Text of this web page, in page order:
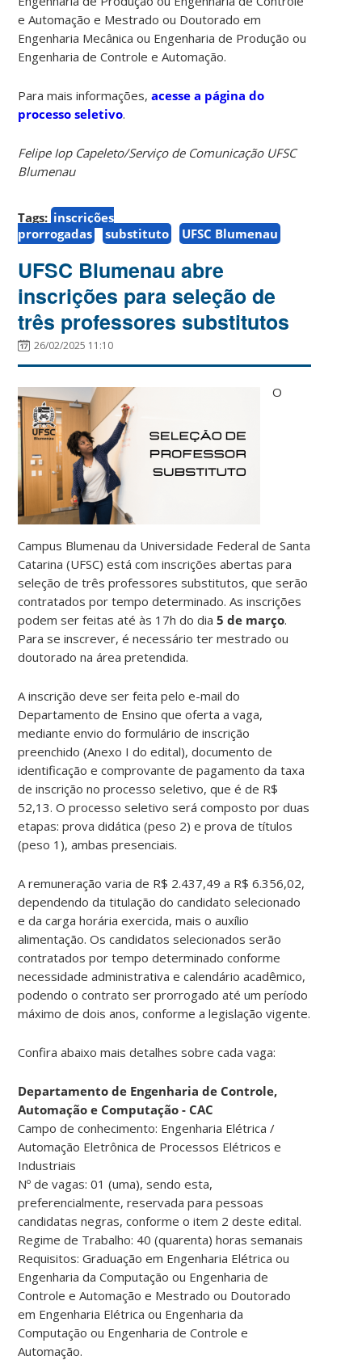
e Automação e Mestrado ou Doutorado em
Engenharia Mecânica ou Engenharia de Produção ou
Engenharia de Controle e Automação.
Para mais informações,acesse a página do
processo seletivo.
Felipe Iop Capeleto/Serviço de Comunicação UFSC
Blumenau
Tags: inscrições
prorrogadas
substituto UFSC Blumenau
UFSC Blumenau abre
inscrições para seleção de
três professores substitutos
26/02/2025 11:10
O
Campus Blumenau da Universidade Federal de Santa
Catarina (UFSC) está com inscrições abertas para
seleção de três professores substitutos, que serão
contratados por tempo determinado. As inscrições
podem ser feitas até às 17h do dia5 de março.
Para se inscrever, é necessário ter mestrado ou
doutorado na área pretendida.
A inscrição deve ser feita pelo e-mail do
Departamento de Ensino que oferta a vaga,
mediante envio do formulário de inscrição
preenchido (Anexo I do edital), documento de
identificação e comprovante de pagamento da taxa
de inscrição no processo seletivo, que é de R$
52,13. O processo seletivo será composto por duas
etapas: prova didática (peso 2) e prova de títulos
(peso 1), ambas presenciais.
A remuneração varia de R$ 2.437,49 a R$ 6.356,02,
dependendo da titulação do candidato selecionado
e da carga horária exercida, mais o auxílio
alimentação. Os candidatos selecionados serão
contratados por tempo determinado conforme
necessidade administrativa e calendário acadêmico,
podendo o contrato ser prorrogado até um período
máximo de dois anos, conforme a legislação vigente.
Confira abaixo mais detalhes sobre cada vaga:
Departamento de Engenharia de Controle,
Automação e Computação - CAC
Campo de conhecimento: Engenharia Elétrica /
Automação Eletrônica de Processos Elétricos e
Industriais
Nº de vagas: 01 (uma), sendo esta,
preferencialmente, reservada para pessoas
candidatas negras, conforme o item 2 deste edital.
Regime de Trabalho: 40 (quarenta) horas semanais
Requisitos: Graduação em Engenharia Elétrica ou
Engenharia da Computação ou Engenharia de
Controle e Automação e Mestrado ou Doutorado
em Engenharia Elétrica ou Engenharia da
Computação ou Engenharia de Controle e
Automação.